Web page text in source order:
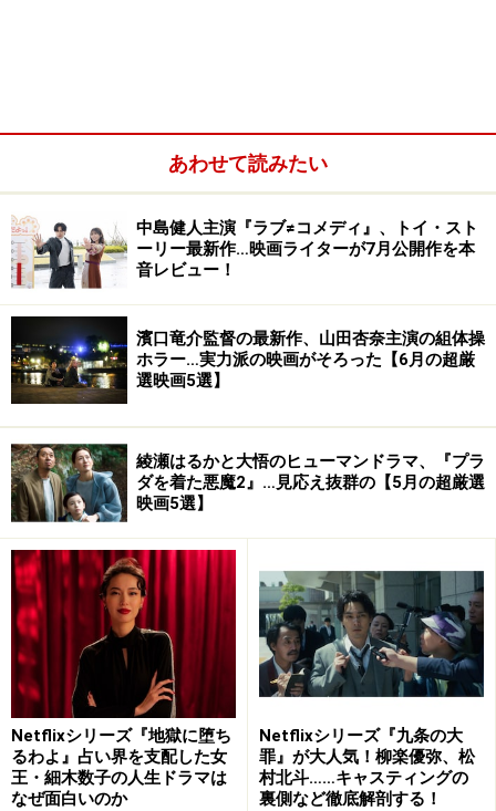
2：「この作品から観てもまったく問題なし」な3作品は
これだ！
3：後回しにしても良い作品はこれだ！
4：『ブラックパンサー』のための“最短距離”の観る順番
はこれだ！
5：その監督の映画を観ておくともっと楽しめる？
まとめ：マーベル作品のハードルは決して高くない！
1：マーベル作品の時系列は？ 最大限に楽
しむ方法はこれだ！
『ブラックパンサー』を含む、この“同一世界のヒーロー
の活躍を描く”作品群はマーベル・シネマティック・ユニ
バース
あわせて読みたい
中島健人主演『ラブ≠コメディ』、トイ・スト
ーリー最新作…映画ライターが7月公開作を本
音レビュー！
濱口竜介監督の最新作、山田杏奈主演の組体操
ホラー…実力派の映画がそろった【6月の超厳
選映画5選】
綾瀬はるかと大悟のヒューマンドラマ、『プラ
ダを着た悪魔2』…見応え抜群の【5月の超厳選
映画5選】
Netflixシリーズ『地獄に堕ち
るわよ』占い界を支配した女
王・細木数子の人生ドラマは
なぜ面白いのか
Netflixシリーズ『九条の大
罪』が大人気！柳楽優弥、松
村北斗……キャスティングの
裏側など徹底解剖する！